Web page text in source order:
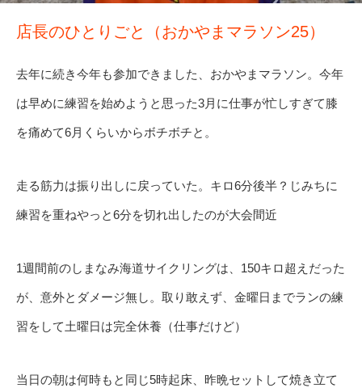
店長のひとりごと（おかやまマラソン25）
去年に続き今年も参加できました、おかやまマラソン。今年
は早めに練習を始めようと思った3月に仕事が忙しすぎて膝
を痛めて6月くらいからボチボチと。
走る筋力は振り出しに戻っていた。キロ6分後半？じみちに
練習を重ねやっと6分を切れ出したのが大会間近
1週間前のしまなみ海道サイクリングは、150キロ超えだった
が、意外とダメージ無し。取り敢えず、金曜日までランの練
習をして土曜日は完全休養（仕事だけど）
当日の朝は何時もと同じ5時起床、昨晩セットして焼き立て